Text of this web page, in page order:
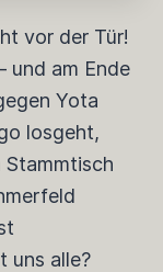
vor der Tür!
und am Ende
Yota
losgeht,
Stammtisch
uns alle?